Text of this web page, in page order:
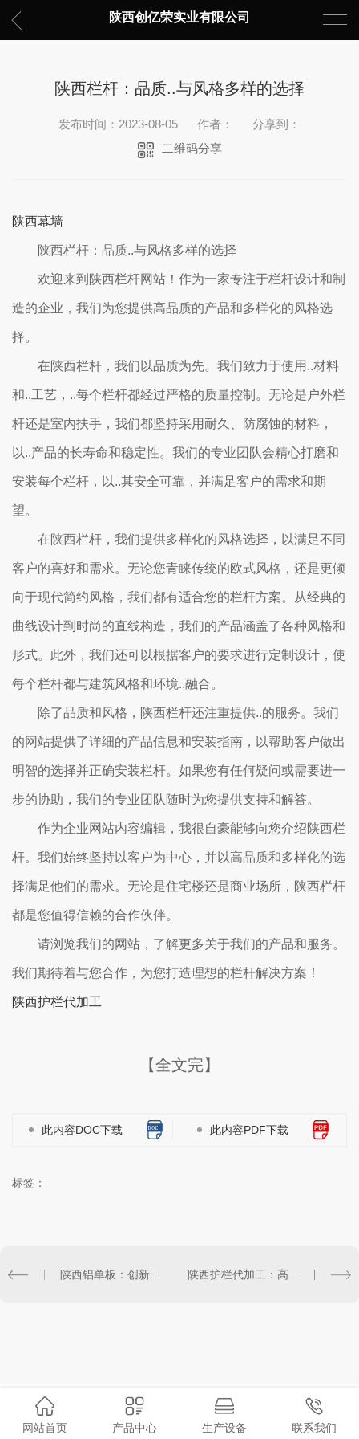
陕西创亿荣实业有限公司
陕西栏杆：品质..与风格多样的选择
发布时间：2023-08-05 作者：
分享到：
二维码分享
陕西幕墙
陕西栏杆：品质..与风格多样的选择
欢迎来到陕西栏杆网站！作为一家专注于栏杆设计和制
造的企业，我们为您提供高品质的产品和多样化的风格选
择。
在陕西栏杆，我们以品质为先。我们致力于使用..材料
和..工艺，..每个栏杆都经过严格的质量控制。无论是户外栏
杆还是室内扶手，我们都坚持采用耐久、防腐蚀的材料，
以..产品的长寿命和稳定性。我们的专业团队会精心打磨和
安装每个栏杆，以..其安全可靠，并满足客户的需求和期
望。
在陕西栏杆，我们提供多样化的风格选择，以满足不同
客户的喜好和需求。无论您青睐传统的欧式风格，还是更倾
向于现代简约风格，我们都有适合您的栏杆方案。从经典的
曲线设计到时尚的直线构造，我们的产品涵盖了各种风格和
形式。此外，我们还可以根据客户的要求进行定制设计，使
每个栏杆都与建筑风格和环境..融合。
除了品质和风格，陕西栏杆还注重提供..的服务。我们
的网站提供了详细的产品信息和安装指南，以帮助客户做出
明智的选择并正确安装栏杆。如果您有任何疑问或需要进一
步的协助，我们的专业团队随时为您提供支持和解答。
作为企业网站内容编辑，我很自豪能够向您介绍陕西栏
杆。我们始终坚持以客户为中心，并以高品质和多样化的选
择满足他们的需求。无论是住宅楼还是商业场所，陕西栏杆
都是您值得信赖的合作伙伴。
请浏览我们的网站，了解更多关于我们的产品和服务。
我们期待着与您合作，为您打造理想的栏杆解决方案！
陕西护栏代加工
【全文完】
此内容DOC下载 此内容PDF下载
标签：
网站首页 产品中心 生产设备 联系我们